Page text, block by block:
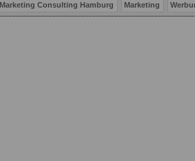
Marketing Consulting Hamburg Marketing